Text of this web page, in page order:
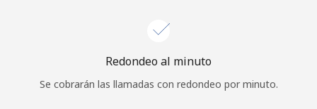
Redondeo al minuto
Se cobrarán las llamadas con redondeo por minuto.